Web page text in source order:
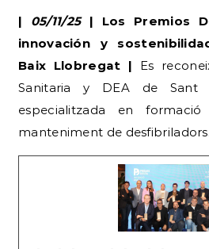
| 05/11/25| Los Premios
innovación y
Baix Llobregat | Es
Sanitaria y DEA de Sant
especialitzada en
manteniment de